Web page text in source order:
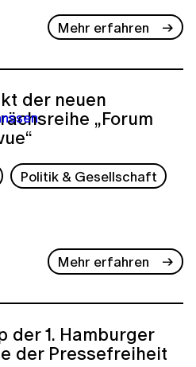
Mehr erfahren
der neuen
„Forum
Politik & Gesellschaft
Mehr erfahren
der 1. Hamburger
der Pressefreiheit